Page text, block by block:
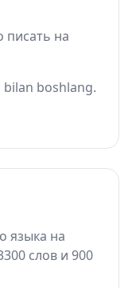
писать на
bilan boshlang.
языка на
слов и 900